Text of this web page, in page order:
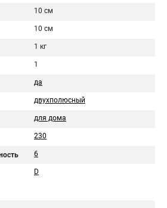
10 см
10 см
1 кг
1
да
двухполюсный
для дома
230
6
D